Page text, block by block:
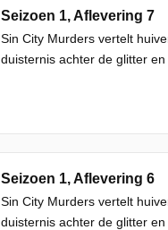
Seizoen 1, Aflevering 7
Sin City Murders vertelt
duisternis achter de glitter
Seizoen 1, Aflevering 6
Sin City Murders vertelt
duisternis achter de glitter